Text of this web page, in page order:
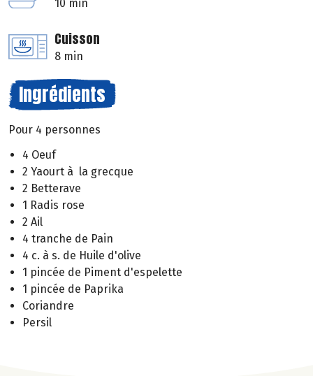
10 min
Cuisson
8 min
Ingrédients
Pour 4 personnes
4 Oeuf
2 Yaourt à la grecque
2 Betterave
1 Radis rose
2 Ail
4 tranche de Pain
4 c. à s. de Huile d'olive
1 pincée de Piment d'espelette
1 pincée de Paprika
Coriandre
Persil